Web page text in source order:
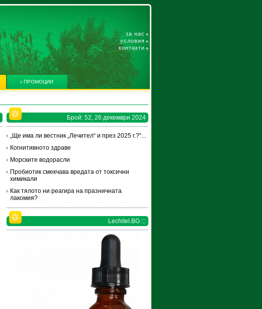
за нас
условия
контакти
ПРОМОЦИИ
Брой: 52, 26 декември 2024
„Ще има ли вестник „Лечител“ и през 2025 г.?“...
Когнитивното здраве
Морските водорасли
Пробиотик смекчава вредата от токсични
химикали
Как тялото ни реагира на празничната
лакомия?
Lechitel.BG :::